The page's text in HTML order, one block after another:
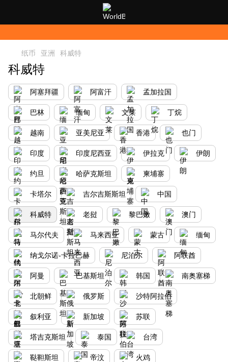
纸币 亚洲 科威特
科威特
阿塞拜疆 阿富汗 孟加拉国
巴林 缅甸 文莱 丁烷
越南 亚美尼亚 香港 也门
印度 印度尼西亚 伊拉克 伊朗
约旦 哈萨克斯坦 柬埔寨
卡塔尔 吉尔吉斯斯坦 中国
科威特 老挝 黎巴嫩 澳门
马尔代夫 马来西亚 蒙古 缅甸
纳戈尔诺-卡拉巴赫 尼泊尔 阿联酋
阿曼 巴基斯坦 韩国 南奥塞梯
北朝鲜 俄罗斯 沙特阿拉伯
叙利亚 新加坡 苏联
塔吉克斯坦 泰国 台湾
鞑靼斯坦 帝汶 火鸡